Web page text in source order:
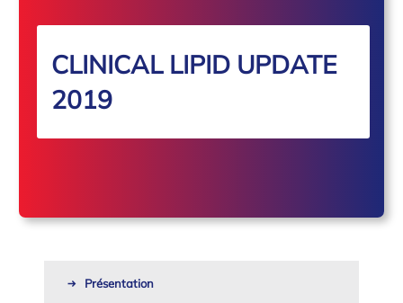
CLINICAL LIPID UPDATE
2019
Présentation